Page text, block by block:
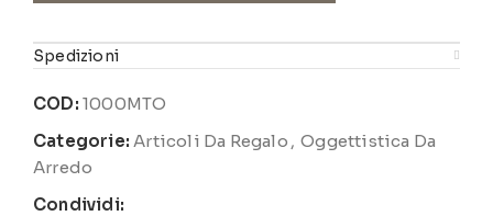
Spedizioni
COD: 1000MTO
Categorie: Articoli Da Regalo , Oggettistica Da
Arredo
Condividi: